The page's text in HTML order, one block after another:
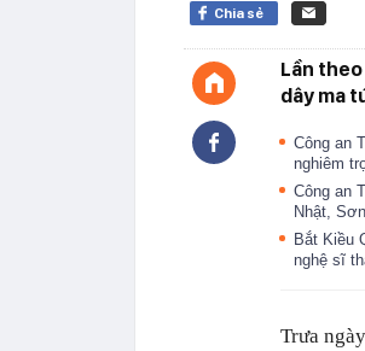
Chia sẻ
Lần
dây ma
Công an
nghiêm
Công an
Nhật,
Bắt Kiều
nghệ sĩ
Trưa